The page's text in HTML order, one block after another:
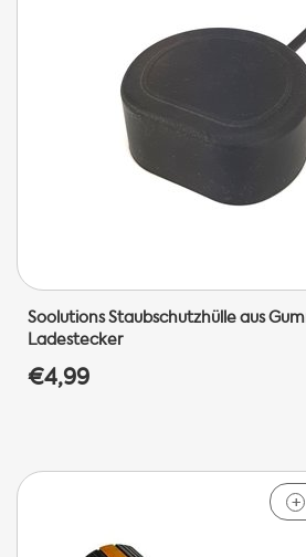
Soolutions Staubschutzhülle aus
Ladestecker
€4,99
+